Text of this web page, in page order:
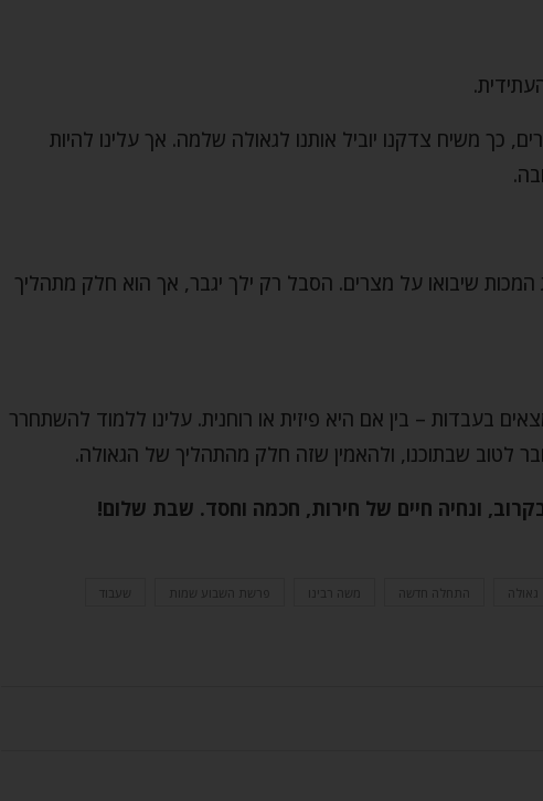
כך משיח צדקנו יוביל אותנו לגאולה שלמה. אך עלינו להיות
שיבואו על מצרים. הסבל רק ילך יגבר, אך הוא חלק מתהליך
בעבדות – בין אם היא פיזית או רוחנית. עלינו ללמוד להשתחרר
לטוב שבתוכנו, ולהאמין שזה חלק מהתהליך של הגאולה.
ונחיה חיים של חירות, חכמה וחסד. שבת שלום!
גאולה התחלה חדשה משה רבינו פרשת השבוע שמות שעבוד